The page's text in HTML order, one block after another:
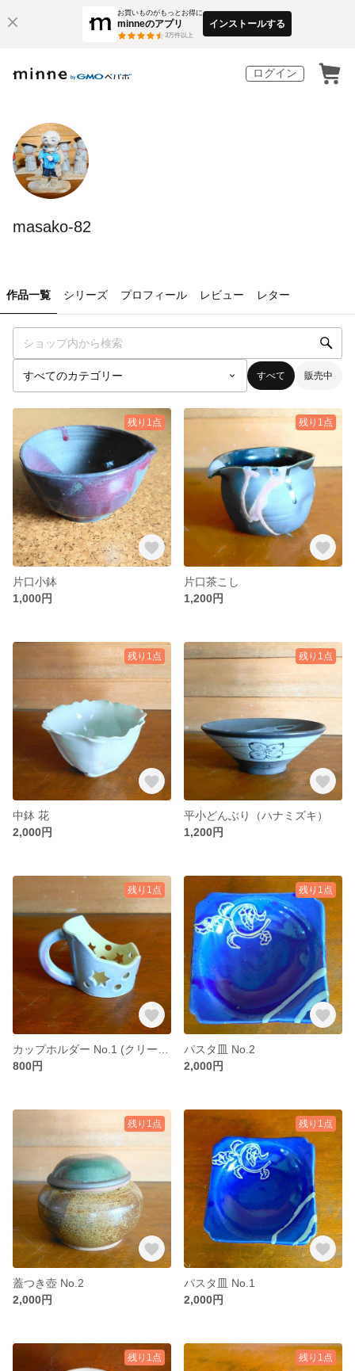
お買いものがもっとお得に
minneのアプリ
3万件以上
インストールする
ログイン
masako-82
作品一覧 シリーズ プロフィール レビュー レター
すべて 販売中
残り1点
片口小鉢
1,000円
残り1点
片口茶こし
1,200円
残り1点
中鉢 花
2,000円
残り1点
平小どんぶり（ハナミズキ）
1,200円
残り1点
800円
残り1点
パスタ皿 No.2
2,000円
残り1点
蓋つき壺 No.2
2,000円
残り1点
パスタ皿 No.1
2,000円
残り1点 残り1点